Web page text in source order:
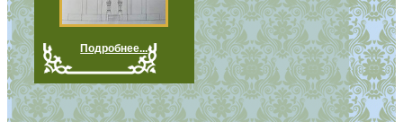
Подробнее...